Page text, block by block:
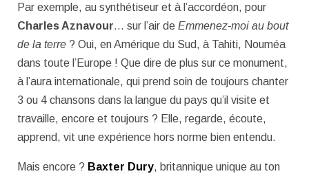
Par exemple, au synthétiseur et à l’accordéon, pour
Charles Aznavour… sur l’air de Emmenez-moi au bout
de la terre ? Oui, en Amérique du Sud, à Tahiti, Nouméa
dans toute l’Europe ! Que dire de plus sur ce monument,
à l’aura internationale, qui prend soin de toujours chanter
3 ou 4 chansons dans la langue du pays qu’il visite et
travaille, encore et toujours ? Elle, regarde, écoute,
apprend, vit une expérience hors norme bien entendu.
Mais encore ? Baxter Dury, britannique unique au ton